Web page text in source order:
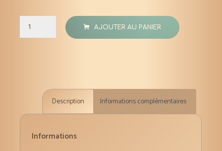
quantité
de
essentielle
5
AJOUTER AU PANIER
Description Informations complémentaires
Informations